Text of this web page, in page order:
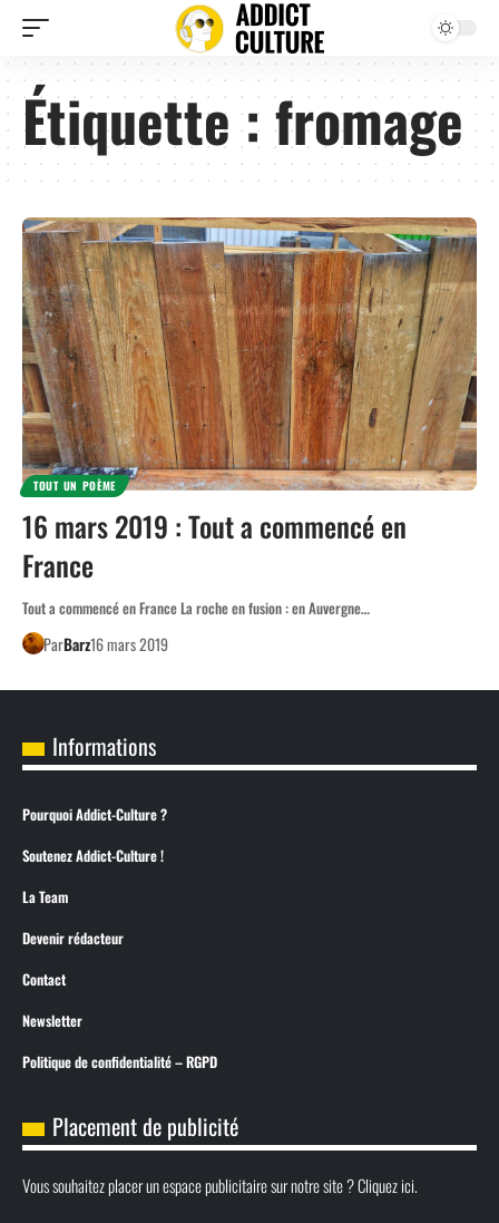
Étiquette :fromage
TOUT UN POÈME
16 mars 2019 : Tout a commencé en
France
Tout a commencé en France La roche en fusion : en Auvergne…
ParBarz16 mars 2019
Informations
Pourquoi Addict-Culture ?
Soutenez Addict-Culture !
La Team
Devenir rédacteur
Contact
Newsletter
Politique de confidentialité – RGPD
Placement de publicité
Vous souhaitez placer un espace publicitaire sur notre site ? Cliquez ici.